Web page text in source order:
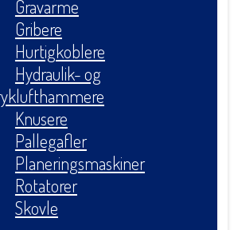
Gravarme
Gribere
Hurtigkoblere
Hydraulik- og
Knusere
Pallegafler
Planeringsmaskiner
Rotatorer
Skovle